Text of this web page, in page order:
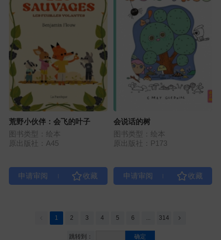
荒野小伙伴：会飞的叶子
图书类型：绘本
原出版社：A45
会说话的树
图书类型：绘本
原出版社：P173
1 2 3 4 5 6 ... 314
跳转到： 确定